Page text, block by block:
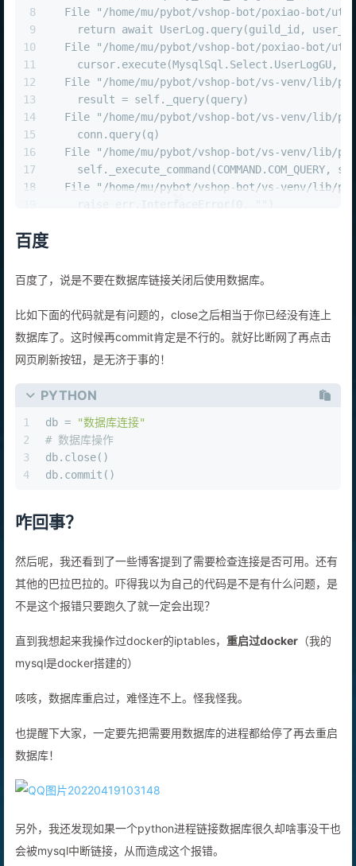
8
9
10
11
12
13
14
15
16
17
18
File "/home/mu/pybot/vshop-bot/poxiao-bot/
return await UserLog.query(guild_id,
File "/home/mu/pybot/vshop-bot/poxiao-bot/
cursor.execute(MysqlSql.Select.UserLogGU,
File "/home/mu/pybot/vshop-bot/vs-venv/lib/
    result = self._query(query)
File "/home/mu/pybot/vshop-bot/vs-venv/lib/
    conn.query(q)
File "/home/mu/pybot/vshop-bot/vs-venv/lib/
self._execute_command(COMMAND.COM_QUERY,
File "/home/mu/pybot/vshop-bot/vs-venv/lib/
    raise err.InterfaceError(0, "")
百度
百度了，说是不要在数据库链接关闭后使用数据库。
比如下面的代码就是有问题的，close之后相当于你已经没有连上
数据库了。这时候再commit肯定是不行的。就好比断网了再点击
网页刷新按钮，是无济于事的！
PYTHON
1
2
3
4
db =
"数据库连接"
# 数据库操作
db.close()
db.commit()
咋回事？
然后呢，我还看到了一些博客提到了需要检查连接是否可用。还有
其他的巴拉巴拉的。吓得我以为自己的代码是不是有什么问题，是
不是这个报错只要跑久了就一定会出现？
直到我想起来我操作过docker的iptables， 重启过docker （我的
mysql是docker搭建的）
咳咳，数据库重启过，难怪连不上。怪我怪我。
也提醒下大家，一定要先把需要用数据库的进程都给停了再去重启
数据库！
另外，我还发现如果一个python进程链接数据库很久却啥事没干也
会被mysql中断链接，从而造成这个报错。